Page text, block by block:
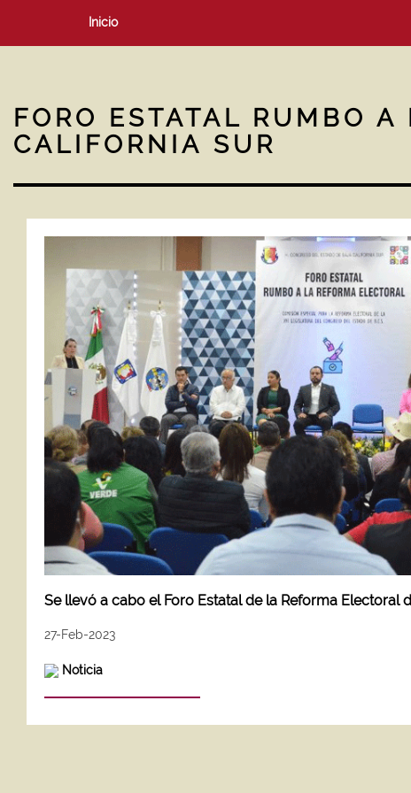
Inicio
FORO ESTATAL RUMBO
CALIFORNIA SUR
Se llevó a cabo el Foro Estatal de la Reforma Electoral
27-Feb-2023
Noticia